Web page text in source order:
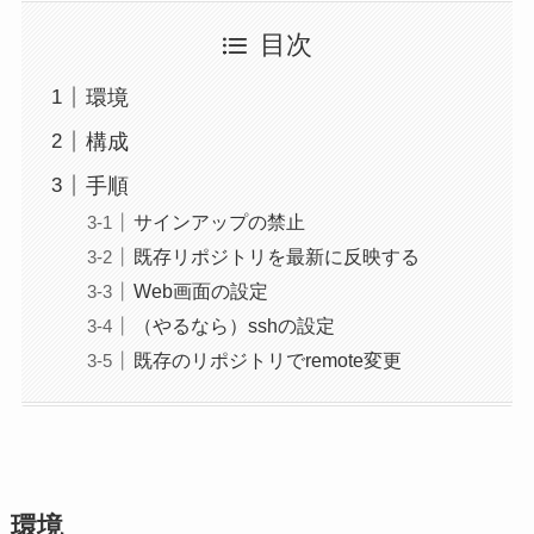
目次
環境
構成
手順
サインアップの禁止
既存リポジトリを最新に反映する
Web画面の設定
（やるなら）sshの設定
既存のリポジトリでremote変更
環境